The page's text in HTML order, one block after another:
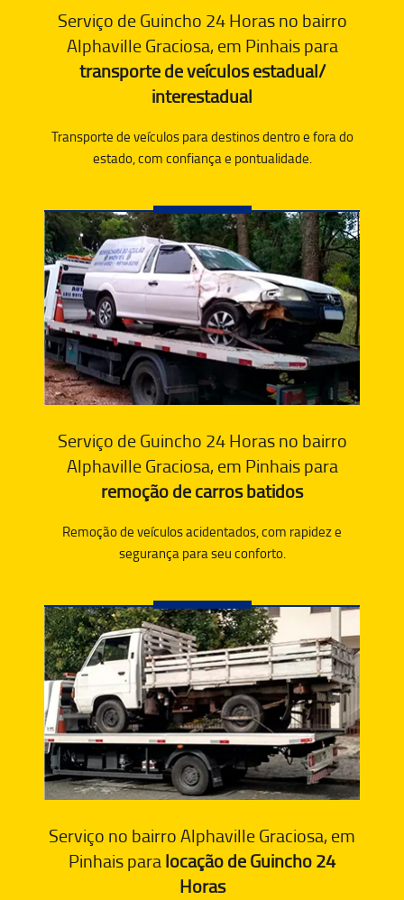
Serviço de Guincho 24 Horas no bairro
Alphaville Graciosa, em Pinhais para
transporte de veículos estadual/
interestadual
Transporte de veículos para destinos dentro e fora do
estado, com confiança e pontualidade.
Serviço de Guincho 24 Horas no bairro
Alphaville Graciosa, em Pinhais para
remoção de carros batidos
Remoção de veículos acidentados, com rapidez e
segurança para seu conforto.
Serviço no bairro Alphaville Graciosa, em
Pinhais paralocação de Guincho 24
Horas